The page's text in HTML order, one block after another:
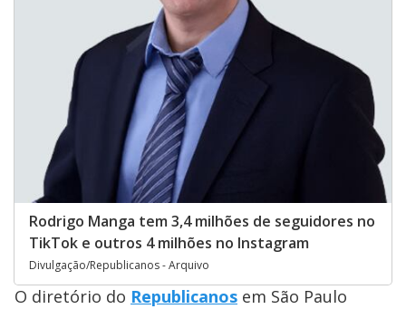
Rodrigo Manga tem 3,4 milhões de seguidores no
TikTok e outros 4 milhões no Instagram
Divulgação/Republicanos - Arquivo
O diretório do Republicanos em São Paulo